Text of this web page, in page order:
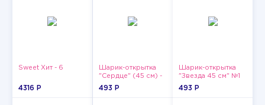
Sweet Хит - 6
4316 P
Шарик-открытка
"Сердце" (45 см) -
2
493 P
Шарик-открытка
"Звезда 45 см" №1
493 P